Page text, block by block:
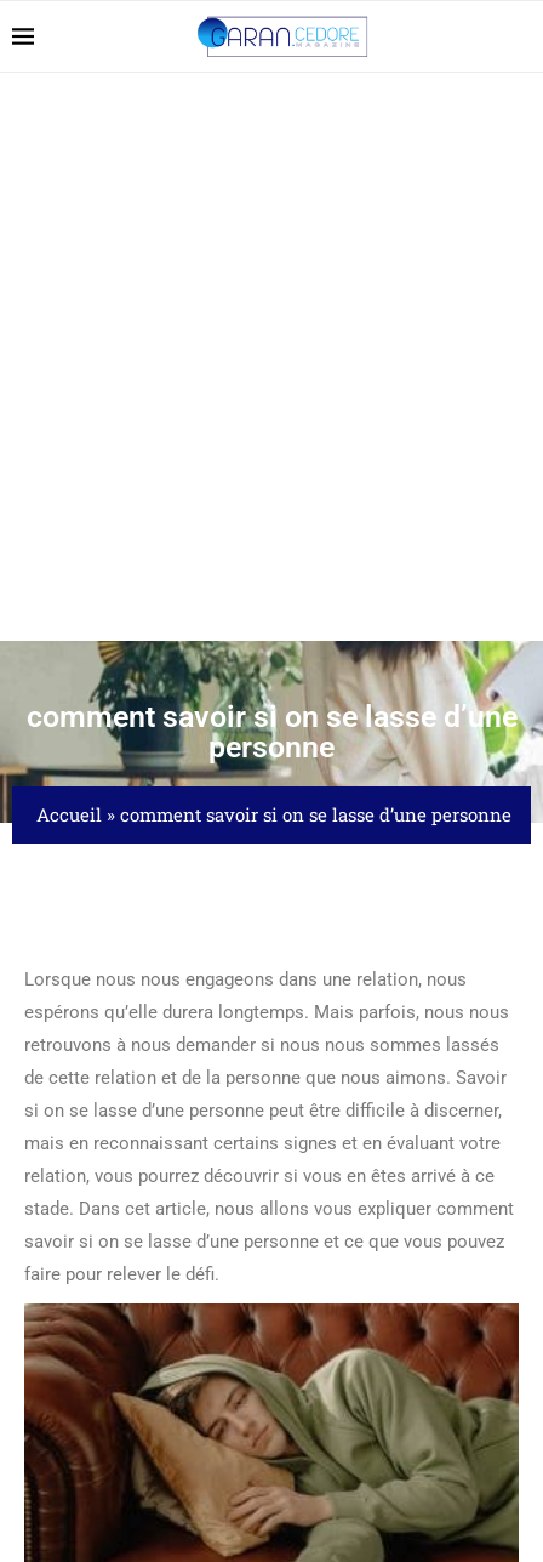
comment savoir si on se lasse d’une
personne
Accueil » comment savoir si on se lasse d’une personne
Lorsque nous nous engageons dans une relation, nous
espérons qu’elle durera longtemps. Mais parfois, nous nous
retrouvons à nous demander si nous nous sommes lassés
de cette relation et de la personne que nous aimons. Savoir
si on se lasse d’une personne peut être difficile à discerner,
mais en reconnaissant certains signes et en évaluant votre
relation, vous pourrez découvrir si vous en êtes arrivé à ce
stade. Dans cet article, nous allons vous expliquer comment
savoir si on se lasse d’une personne et ce que vous pouvez
faire pour relever le défi.
DÉCOUVERTE DE SA SIGNIFICATION ET...
21/03/2026